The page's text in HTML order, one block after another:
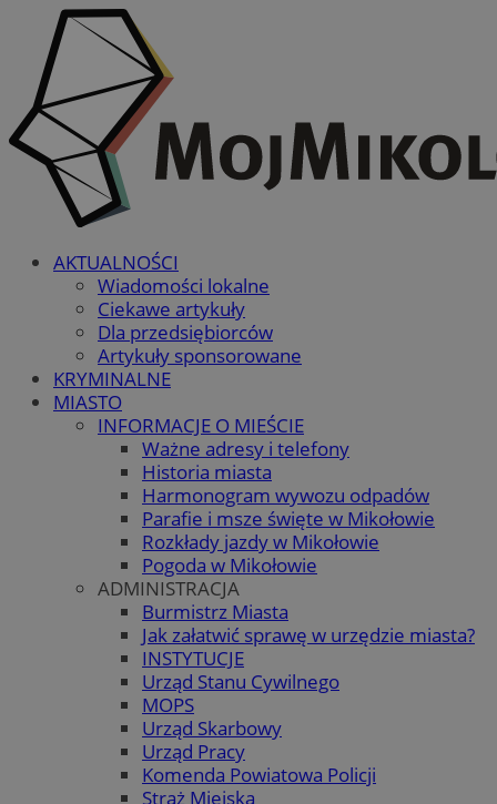
AKTUALNOŚCI
Wiadomości lokalne
Ciekawe artykuły
Dla przedsiębiorców
Artykuły sponsorowane
KRYMINALNE
MIASTO
INFORMACJE O MIEŚCIE
Ważne adresy i telefony
Historia miasta
Harmonogram wywozu odpadów
Parafie i msze święte w Mikołowie
Rozkłady jazdy w Mikołowie
Pogoda w Mikołowie
ADMINISTRACJA
Burmistrz Miasta
Jak załatwić sprawę w urzędzie miasta?
INSTYTUCJE
Urząd Stanu Cywilnego
MOPS
Urząd Skarbowy
Urząd Pracy
Komenda Powiatowa Policji
Straż Miejska